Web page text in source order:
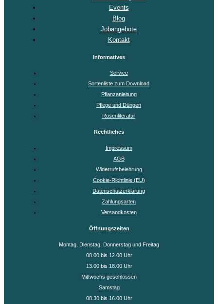
Events
Blog
Jobangebote
Kontakt
Informatives
Service
Sortenliste zum Download
Pflanzanleitung
Pflege und Düngen
Rosenliteratur
Rechtliches
Impressum
AGB
Widerrufsbelehrung
Cookie-Richtlinie (EU)
Datenschutzerklärung
Zahlungsarten
Versandkosten
Öffnungszeiten
Montag, Dienstag, Donnerstag und Freitag
08.00 bis 12.00 Uhr
13.00 bis 18.00 Uhr
Mittwochs geschlossen
Samstag
08.30 bis 16.00 Uhr